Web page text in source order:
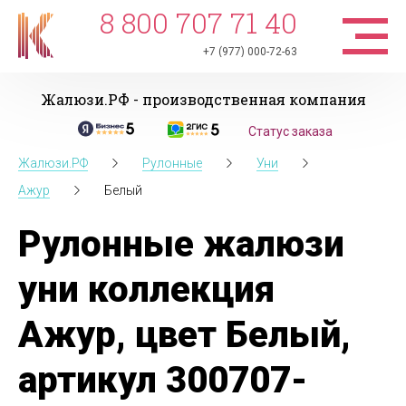
8 800 707 71 40
+7 (977) 000-72-63
Жалюзи.РФ - производственная компания
Статус заказа
Жалюзи.РФ Рулонные
Уни
Ажур
Белый
Рулонные жалюзи
уни коллекция
Ажур, цвет Белый,
артикул 300707-